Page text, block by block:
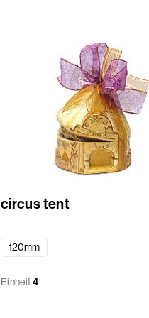
circus tent
120mm
Einheit4